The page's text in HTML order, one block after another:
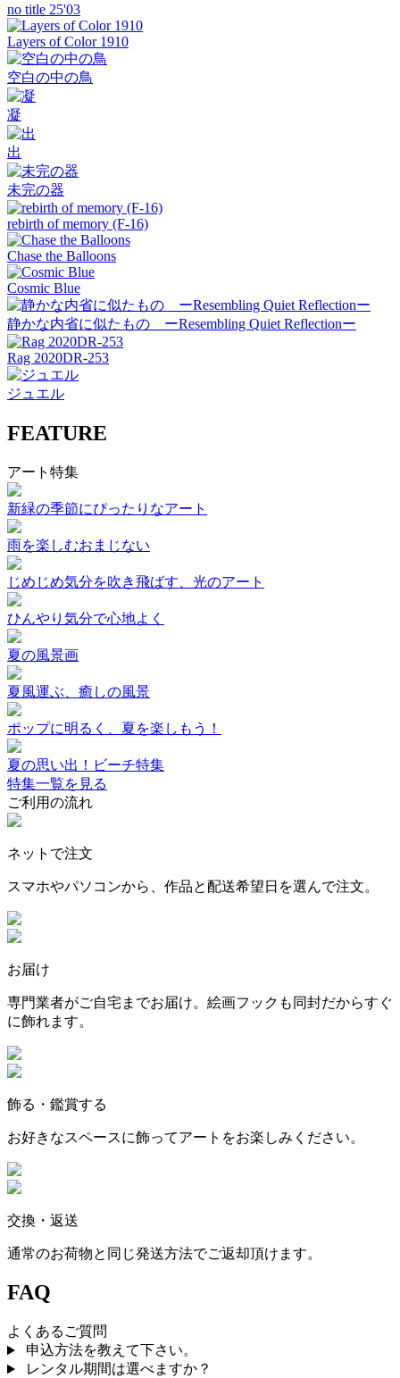
no title 25'03
Layers of Color 1910
空白の中の鳥
凝
出
未完の器
rebirth of memory (F-16)
Chase the Balloons
Cosmic Blue
静かな内省に似たもの ーResembling Quiet Reflectionー
Rag 2020DR-253
ジュエル
FEATURE
アート特集
新緑の季節にぴったりなアート
雨を楽しむおまじない
じめじめ気分を吹き飛ばす、光のアート
ひんやり気分で心地よく
夏の風景画
夏風運ぶ、癒しの風景
ポップに明るく、夏を楽しもう！
夏の思い出！ビーチ特集
特集一覧を見る
ご利用の流れ
ネットで注文
スマホやパソコンから、作品と配送希望日を選んで注文。
お届け
専門業者がご自宅までお届け。絵画フックも同封だからすぐ
に飾れます。
飾る・鑑賞する
お好きなスペースに飾ってアートをお楽しみください。
交換・返送
通常のお荷物と同じ発送方法でご返却頂けます。
FAQ
よくあるご質問
申込方法を教えて下さい。
レンタル期間は選べますか？